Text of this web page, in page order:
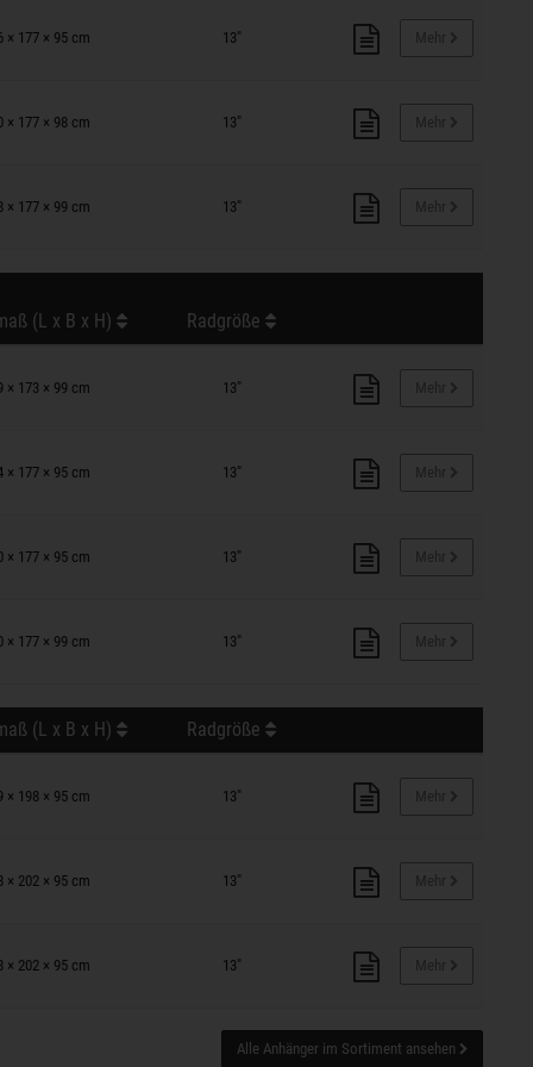
× 177 × 95 cm 13"
× 177 × 98 cm 13"
× 177 × 99 cm 13"
(L x B x H) Radgröße
× 173 × 99 cm 13"
× 177 × 95 cm 13"
× 177 × 95 cm 13"
× 177 × 99 cm 13"
(L x B x H) Radgröße
× 198 × 95 cm 13"
× 202 × 95 cm 13"
× 202 × 95 cm 13"
Alle Anhänger im Sortiment ansehen